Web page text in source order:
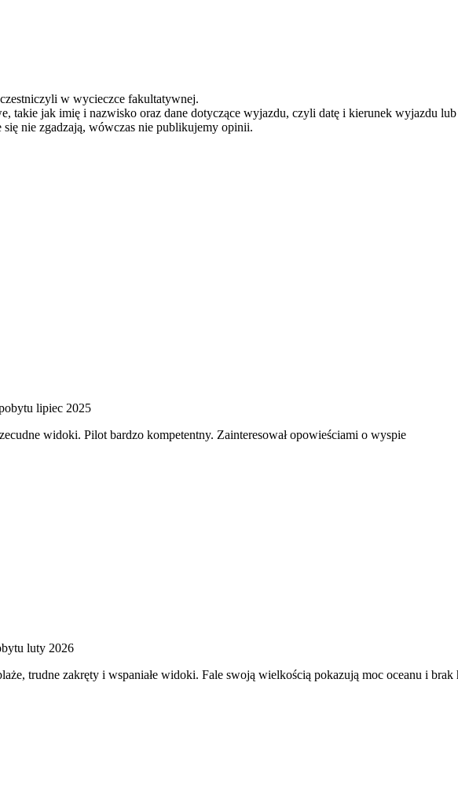
w wycieczce fakultatywnej.
takie jak imię i nazwisko oraz dane dotyczące wyjazdu, czyli datę i kierunek wyjazdu
nie zgadzają, wówczas nie publikujemy opinii.
lipiec 2025
widoki. Pilot bardzo kompetentny. Zainteresował opowieściami o wyspie
luty 2026
trudne zakręty i wspaniałe widoki. Fale swoją wielkością pokazują moc oceanu i brak